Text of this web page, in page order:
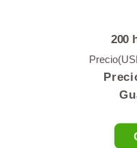
200